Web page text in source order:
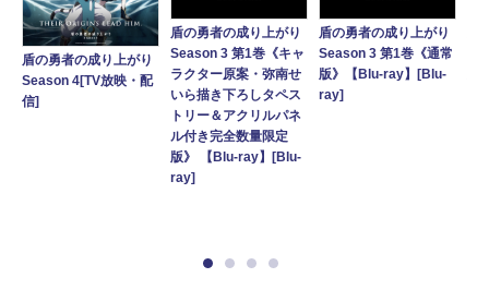
盾の勇者の成り上がり
Season 4[TV放映・配
信]
盾の勇者の成り上がり
Season 3 第1巻《キャ
ラクター原案・弥南せ
いら描き下ろしタペス
トリー＆アクリルパネ
ル付き完全数量限定
版》 【Blu-ray】[Blu-
ray]
盾の勇者の成り上がり
Season 3 第1巻《通常
版》【Blu-ray】[Blu-
ray]